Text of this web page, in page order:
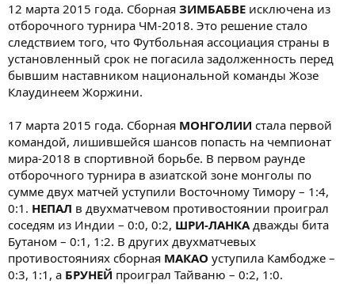
12 марта 2015 года. Сборная ЗИМБАБВЕ исключена из
отборочного турнира ЧМ-2018. Это решение стало
следствием того, что Футбольная ассоциация страны в
установленный срок не погасила задолженность перед
бывшим наставником национальной команды Жозе
Клаудинеем Жоржини.
17 марта 2015 года. Сборная МОНГОЛИИ стала первой
командой, лишившейся шансов попасть на чемпионат
мира-2018 в спортивной борьбе. В первом раунде
отборочного турнира в азиатской зоне монголы по
сумме двух матчей уступили Восточному Тимору – 1:4,
0:1. НЕПАЛ в двухматчевом противостоянии проиграл
соседям из Индии – 0:0, 0:2, ШРИ-ЛАНКАдважды бита
Бутаном – 0:1, 1:2. В других двухматчевых
противостояниях сборная МАКАО уступила Камбодже –
0:3, 1:1, а БРУНЕЙ проиграл Тайваню – 0:2, 1:0.